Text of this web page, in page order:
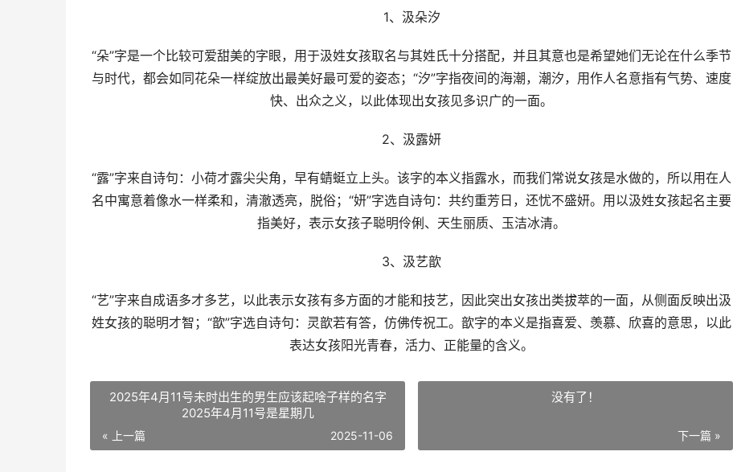
1、汲朵汐
“朵”字是一个比较可爱甜美的字眼，用于汲姓女孩取名与其姓氏十分搭配，并且其意也是希望她们无论在什么季节
与时代，都会如同花朵一样绽放出最美好最可爱的姿态；“汐”字指夜间的海潮，潮汐，用作人名意指有气势、速度
快、出众之义，以此体现出女孩见多识广的一面。
2、汲露妍
“露”字来自诗句：小荷才露尖尖角，早有蜻蜓立上头。该字的本义指露水，而我们常说女孩是水做的，所以用在人
名中寓意着像水一样柔和，清澈透亮，脱俗；“妍”字选自诗句：共约重芳日，还忧不盛妍。用以汲姓女孩起名主要
指美好，表示女孩子聪明伶俐、天生丽质、玉洁冰清。
3、汲艺歆
“艺”字来自成语多才多艺，以此表示女孩有多方面的才能和技艺，因此突出女孩出类拔萃的一面，从侧面反映出汲
姓女孩的聪明才智；“歆”字选自诗句：灵歆若有答，仿佛传祝工。歆字的本义是指喜爱、羡慕、欣喜的意思，以此
表达女孩阳光青春，活力、正能量的含义。
2025年4月11号未时出生的男生应该起啥子样的名字
2025年4月11号是星期几
« 上一篇 2025-11-06
没有了！
下一篇 »